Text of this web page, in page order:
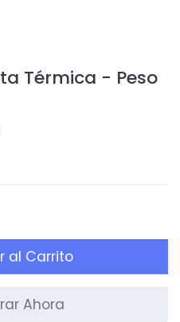
Térmica - Peso
al Carrito
Ahora